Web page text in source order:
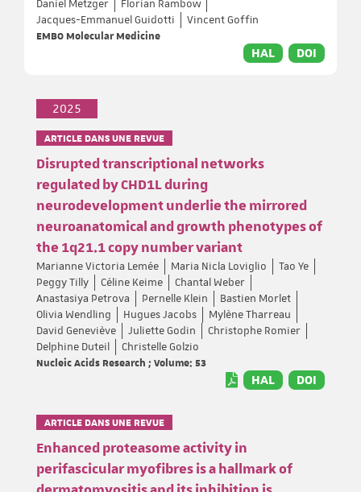
Daniel Metzger
Florian Rambow
Jacques-Emmanuel Guidotti
Vincent Goffin
EMBO Molecular Medicine
HAL DOI
2025
ARTICLE DANS UNE REVUE
Disrupted transcriptional networks
regulated by CHD1L during
neurodevelopment underlie the mirrored
neuroanatomical and growth phenotypes of
the 1q21.1 copy number variant
Marianne Victoria Lemée Maria Nicla Loviglio
Tao Ye
Peggy Tilly
Céline Keime
Chantal Weber
Anastasiya Petrova
Pernelle Klein
Bastien Morlet
Olivia Wendling
Hugues Jacobs
Mylène Tharreau
David Geneviève
Juliette Godin
Christophe Romier
Delphine Duteil
Christelle Golzio
Nucleic Acids Research ; Volume: 53
HAL DOI
ARTICLE DANS UNE REVUE
Enhanced proteasome activity in
perifascicular myofibres is a hallmark of